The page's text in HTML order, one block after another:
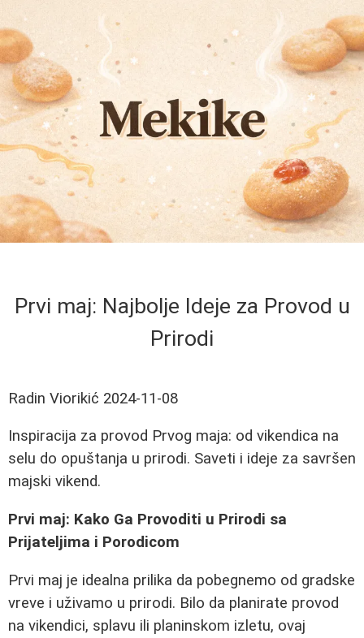
Prvi maj: Najbolje Ideje za Provod u
Prirodi
Radin Viorikić 2024-11-08
Inspiracija za provod Prvog maja: od vikendica na
selu do opuštanja u prirodi. Saveti i ideje za savršen
majski vikend.
Prvi maj: Kako Ga Provoditi u Prirodi sa
Prijateljima i Porodicom
Prvi maj je idealna prilika da pobegnemo od gradske
vreve i uživamo u prirodi. Bilo da planirate provod
na vikendici, splavu ili planinskom izletu, ovaj